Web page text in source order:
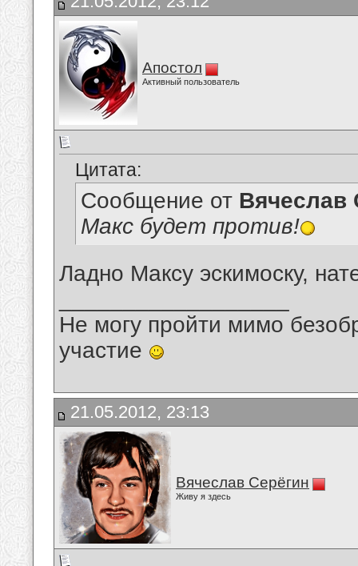
Апостол
Активный пользователь
Цитата:
Сообщение от Вячеслав
Макс будет против!
Ладно Максу эскимоску,
Не могу пройти мимо
участие
21.05.2012, 23:13
Вячеслав Серёгин
Живу я здесь